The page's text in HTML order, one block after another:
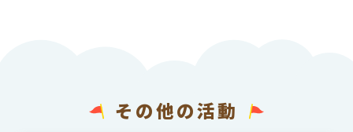
その他の活動